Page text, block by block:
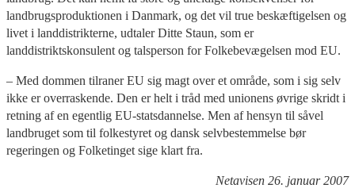
landbrugsproduktionen i Danmark, og det vil true beskæftigelsen og
livet i landdistrikterne, udtaler Ditte Staun, som er
landdistriktskonsulent og talsperson for Folkebevægelsen mod EU.
– Med dommen tilraner EU sig magt over et område, som i sig selv
ikke er overraskende. Den er helt i tråd med unionens øvrige skridt i
retning af en egentlig EU-statsdannelse. Men af hensyn til såvel
landbruget som til folkestyret og dansk selvbestemmelse bør
regeringen og Folketinget sige klart fra.
Netavisen 26. januar 2007